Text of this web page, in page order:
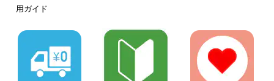
用ガイド